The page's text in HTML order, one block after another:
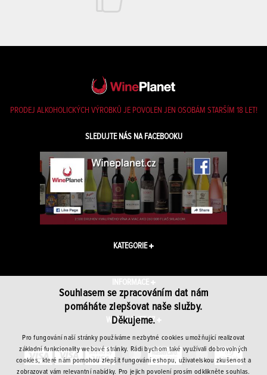
PRODEJ ALKOHOLICKÝCH VÝROBKŮ JE POVOLEN JEN OSOBÁM STARŠÍM 18 LET!
SLEDUJTE NÁS NA FACEBOOKU
KATEGORIE
INFORMACE
WINEPLANET.CZ
Souhlasem se zpracováním dat nám
pomáháte zlepšovat naše služby.
Děkujeme.
Pro fungování naší stránky používáme nezbytné cookies umožňující realizovat
základní funkcionality webové stránky. Rádi bychom také využívali dobrovolných
cookies, které nám pomohou zlepšit fungování eshopu, uživatelskou zkušenost a
zobrazovat vám relevantní nabídky. Pro jejich povolení prosím odklikněte souhlas.